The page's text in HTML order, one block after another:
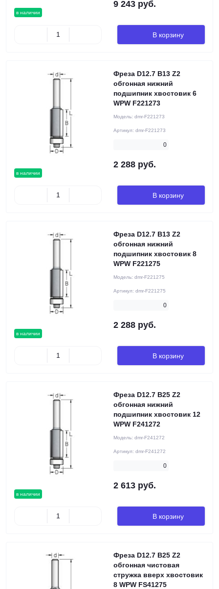
в наличии
9 243 руб.
В корзину
в наличии
Фреза D12.7 B13 Z2
обгонная нижний
подшипник хвостовик 6
WPW F221273
Модель: dmr-F221273
Артикул: dmr-F221273
0
2 288 руб.
В корзину
в наличии
Фреза D12.7 B13 Z2
обгонная нижний
подшипник хвостовик 8
WPW F221275
Модель: dmr-F221275
Артикул: dmr-F221275
0
2 288 руб.
В корзину
в наличии
Фреза D12.7 B25 Z2
обгонная нижний
подшипник хвостовик 12
WPW F241272
Модель: dmr-F241272
Артикул: dmr-F241272
0
2 613 руб.
В корзину
Фреза D12.7 B25 Z2
обгонная чистовая
стружка вверх хвостовик
8 WPW FS41275